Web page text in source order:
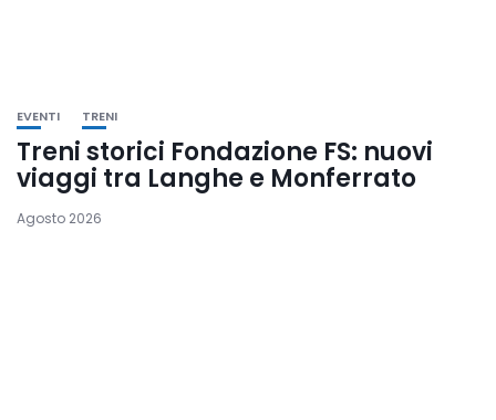
EVENTI TRENI
Treni storici Fondazione FS: nuovi
viaggi tra Langhe e Monferrato
Agosto 2026